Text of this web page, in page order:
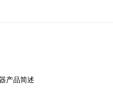
产品简述